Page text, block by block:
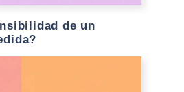
de un